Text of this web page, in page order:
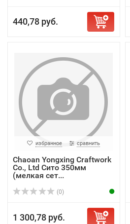
440,78 руб.
избранное сравнить
Chaoan Yongxing Craftwork
Co., Ltd Сито 350мм
(мелкая сет...
(0)
1 300,78 руб.